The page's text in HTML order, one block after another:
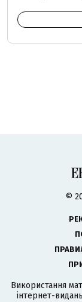
©
Використання
інтернет-